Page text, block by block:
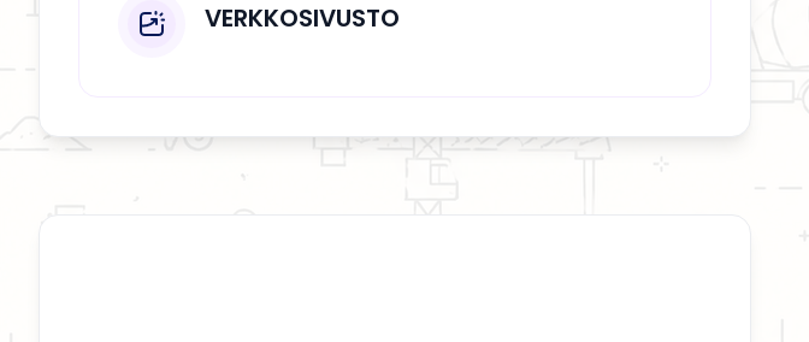
VERKKOSIVUSTO